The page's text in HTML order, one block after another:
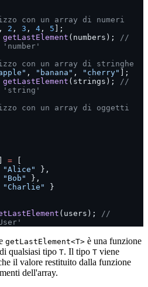
con un array di numeri
, 2 , 3 , 4 , 5 ];
getLastElement (numbers); //
con un array di stringhe
, "banana" , "cherry"
];
getLastElement (strings); //
'string'
con un array di oggetti
=
"Alice"
},
"Bob"
},
"Charlie"
}
(users); //
getLastElement<T> è una funzione
qualsiasi tipo T. Il tipo T viene
il valore restituito dalla funzione
dell'array.